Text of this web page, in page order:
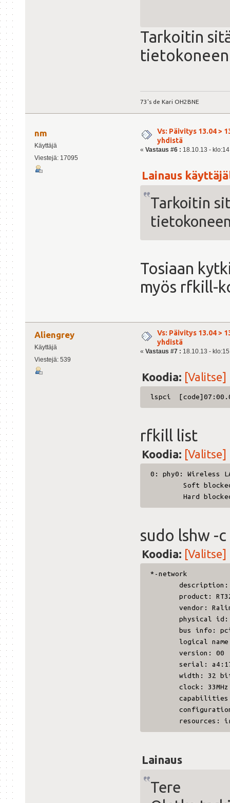
Tarkoitin
73's de Kari OH2BNE
nm
Käyttäjä
Viestejä: 17095
Vs: Päivitys 13.04 >
yhdistä
« Vastaus #6 : 18.10.13 -
Lainaus
Tarkoitin
Tosiaan
myös rfkill-
Aliengrey
Käyttäjä
Viestejä: 539
Vs: Päivitys 13.04 >
yhdistä
« Vastaus #7 : 18.10.13 -
Koodia: [Valitse]
lspci [code]07:00.0
rfkill list
Koodia: [Valitse]
0: phy0: Wireless
Soft
Hard
sudo lshw -
Koodia: [Valitse]
*-
description:
product: RT3290
vendor:
physical id:
bus info:
logical name:
version: 00
serial:
width: 32
clock: 33MHz
capabilities: pm
configuration:
resources:
Lainaus
Tere